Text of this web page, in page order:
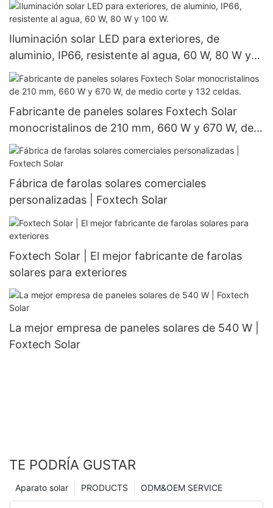
Iluminación solar LED para exteriores, de
aluminio, IP66, resistente al agua, 60 W, 80 W y
100 W.
Fabricante de paneles solares Foxtech Solar
monocristalinos de 210 mm, 660 W y 670 W, de
medio corte y 132 celdas.
Fábrica de farolas solares comerciales
personalizadas | Foxtech Solar
Foxtech Solar | El mejor fabricante de farolas
solares para exteriores
La mejor empresa de paneles solares de 540 W |
Foxtech Solar
TE PODRÍA GUSTAR
ODM&OEM SERVICE
PRODUCTS
Aparato solar